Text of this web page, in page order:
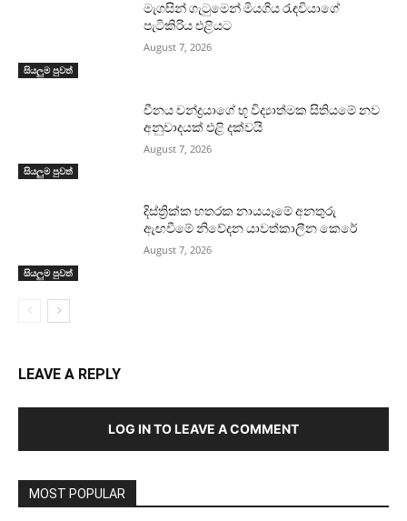
සියලුම පුවත්
මැගසින් ගැටුමෙන් මියගිය රැඳවියාගේ
පැටිකිරිය එළියට
August 7, 2026
සියලුම පුවත්
චීනය චන්ද්‍රයාගේ භූ විද්‍යාත්මක සිතියමේ නව
අනුවාදයක් එළි දක්වයි
August 7, 2026
සියලුම පුවත්
දිස්ත්‍රික්ක හතරක නායයෑමේ අනතුරු
ඇඟවීමේ නිවේදන යාවත්කාලීන කෙරේ
August 7, 2026
LEAVE A REPLY
LOG IN TO LEAVE A COMMENT
MOST POPULAR